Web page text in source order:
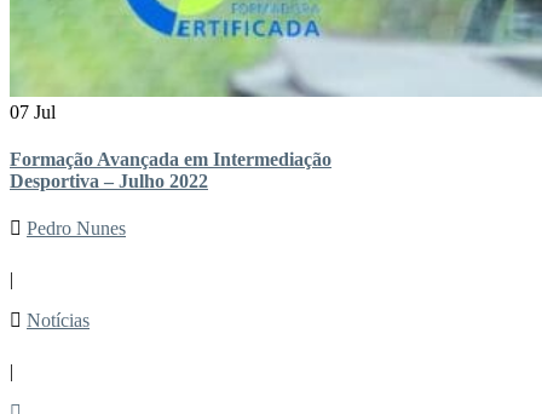
07 Jul
Formação Avançada em Intermediação
Desportiva – Julho 2022
Pedro Nunes
|
Notícias
|